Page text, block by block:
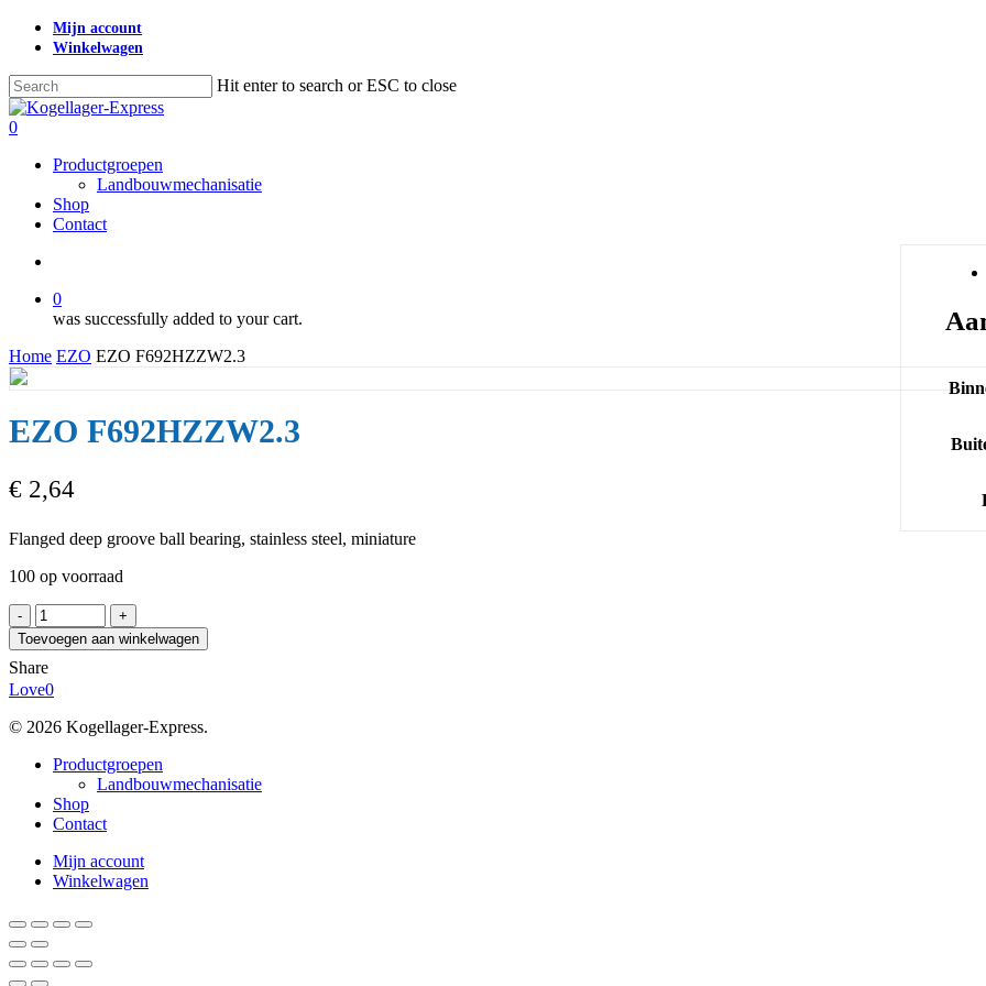
Skip
content
Mijn account
Winkelwagen
Hit enter to search or ESC to close
Close
Search
search
0
Productgroepen
Landbouwmechanisatie
Shop
Contact
0
was successfully added to your cart.
Home EZO EZO F692HZZW2.3
EZO F692HZZW2.3
€ 2,64
Flanged deep groove ball bearing, stainless steel, miniature
100 op voorraad
EZO
F692HZZW2.3
aantal
Toevoegen aan winkelwagen
Share
Love0
© 2026 Kogellager-Express.
Close
Productgroepen
Landbouwmechanisatie
Shop
Contact
Mijn account
Winkelwagen